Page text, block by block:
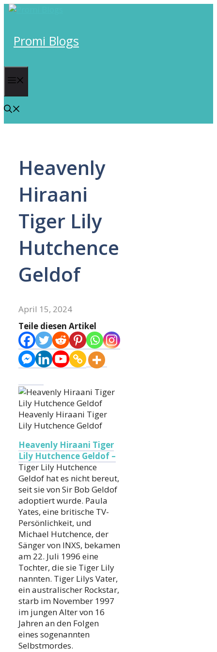
Skip
Promi Blogs
Heavenly
Hiraani
Tiger Lily
Hutchence
Geldof
April 15, 2024
Teile diesen Artikel
Heavenly Hiraani Tiger
Lily Hutchence Geldof
Heavenly Hiraani Tiger
Lily Hutchence Geldof –
Tiger Lily Hutchence
Geldof hat es nicht bereut,
seit sie von Sir Bob Geldof
adoptiert wurde. Paula
Yates, eine britische TV-
Persönlichkeit, und
Michael Hutchence, der
Sänger von INXS, bekamen
am 22. Juli 1996 eine
Tochter, die sie Tiger Lily
nannten. Tiger Lilys Vater,
ein australischer Rockstar,
starb im November 1997
im jungen Alter von 16
Jahren an den Folgen
eines sogenannten
Selbstmordes.